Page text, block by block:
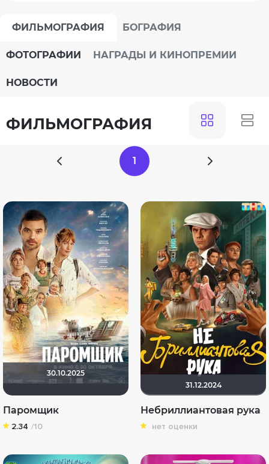
ФИЛЬМОГРАФИЯ БОГРАФИЯ
ФОТОГРАФИИ НАГРАДЫ И КИНОПРЕМИИ
НОВОСТИ
ФИЛЬМОГРАФИЯ
1
30.10.2025
Паромщик
2.34 /10
31.12.2024
Небриллиантовая рука
нет оценки